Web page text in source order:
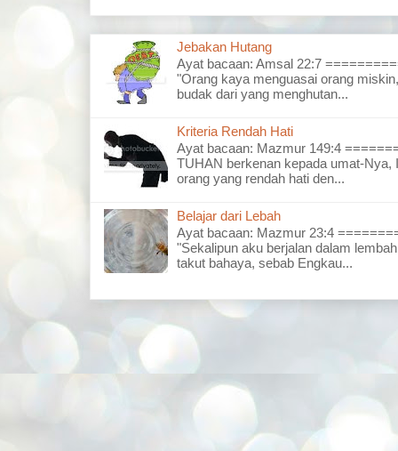
Jebakan Hutang
Ayat bacaan: Amsal 22:7
"Orang kaya menguasai orang
budak dari yang menghutan...
Kriteria Rendah Hati
Ayat bacaan: Mazmur 149:4
TUHAN berkenan kepada umat-Nya,
orang yang rendah hati den...
Belajar dari Lebah
Ayat bacaan: Mazmur 23:4
"Sekalipun aku berjalan dalam
takut bahaya, sebab Engkau...